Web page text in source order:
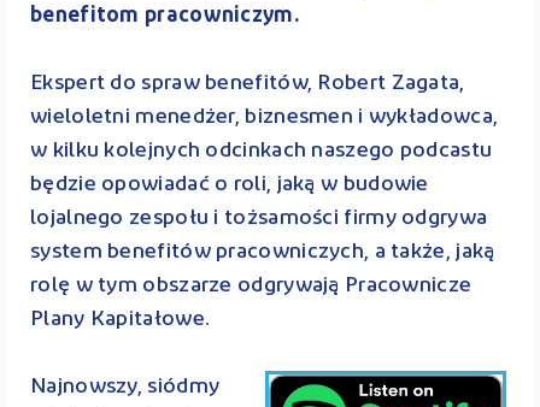
benefitom pracowniczym.
Ekspert do spraw benefitów, Robert Zagata,
wieloletni menedżer, biznesmen i wykładowca,
w kilku kolejnych odcinkach naszego podcastu
będzie opowiadać o roli, jaką w budowie
lojalnego zespołu i tożsamości firmy odgrywa
system benefitów pracowniczych, a także, jaką
rolę w tym obszarze odgrywają Pracownicze
Plany Kapitałowe.
Najnowszy, siódmy